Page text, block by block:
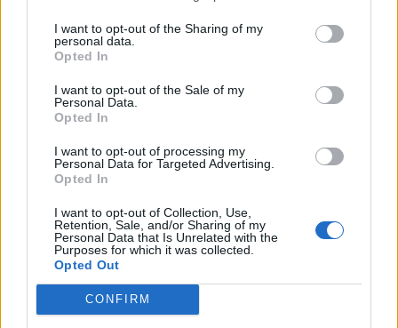
I want to opt-out of the Sharing of my
personal data.
Opted In
I want to opt-out of the Sale of my
Personal Data.
Opted In
I want to opt-out of processing my
Personal Data for Targeted Advertising.
Opted In
I want to opt-out of Collection, Use,
Retention, Sale, and/or Sharing of my
Personal Data that Is Unrelated with the
Purposes for which it was collected.
Opted Out
CONFIRM